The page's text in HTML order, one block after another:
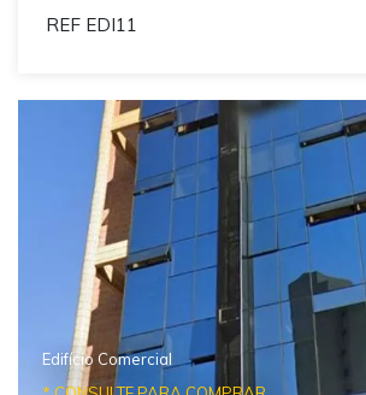
REF EDI11
Edifício Comercial